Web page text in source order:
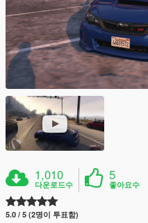
1,010
다운로드수
5
좋아요수
5.0 / 5 (2명이 투표함)